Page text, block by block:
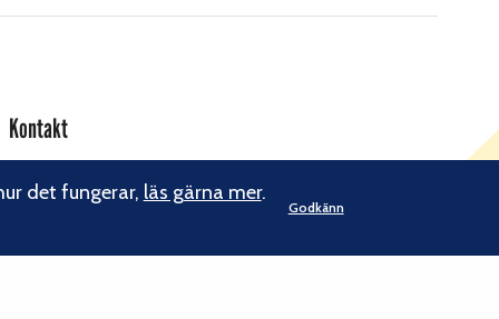
Kontakt
Gotlandsgatan 46
det fungerar, läs gärna mer.
Godkänn